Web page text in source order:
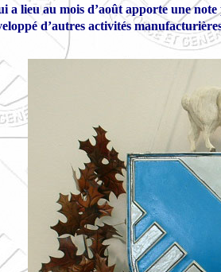
a lieu au mois d’août apporte une
d’autres activités